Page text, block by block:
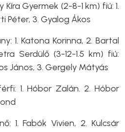
Gyermek (2-8-1 km) fiú: 1.
Péter, 3. Gyalog Ákos
1. Katona Korinna, 2. Bartal
Serdülő (3-12-1.5 km) fiú:
János, 3. Gergely Mátyás
1. Hóbor Zalán. 2. Hóbor
1. Fabók Vivien, 2. Kulcsár